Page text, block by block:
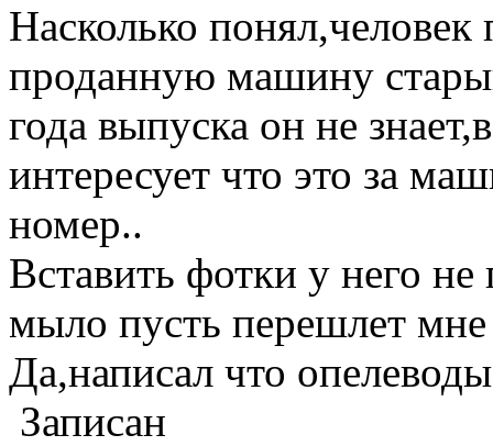
Насколько понял,человек
проданную машину
года выпуска он не
интересует что это за
номер..
Вставить фотки у него
мыло пусть перешлет
Да,написал что
Записан